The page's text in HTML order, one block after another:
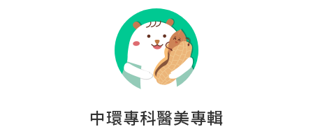
中環專科醫美專輯